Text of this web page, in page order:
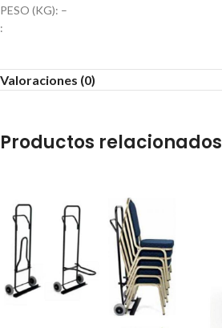
PESO (KG): –
:
Valoraciones (0)
Productos relacionados